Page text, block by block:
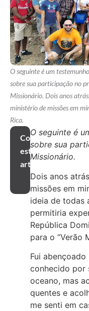
O seguinte é um
sobre sua participação no
Missionário. Dois anos
ministério de missões em
Rica.
Compartilhar
este
artigo
O seguinte é
sobre sua
Missionário.
Dois anos
missões em
ideia de todas
permitiria
República
para o “Verão
Fui
conhecido por
oceano, mas
quentes e
me senti em